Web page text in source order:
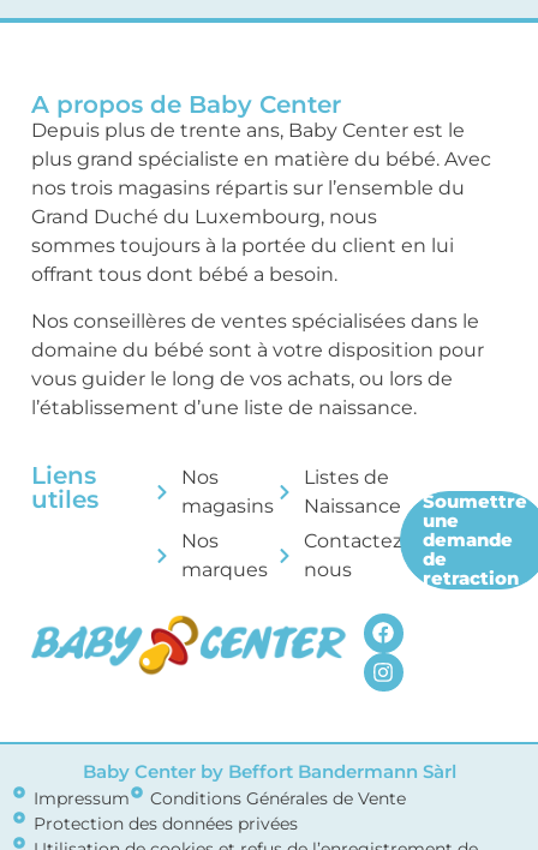
A propos de Baby Center
Depuis plus de trente ans, Baby Center est le
plus grand spécialiste en matière du bébé. Avec
nos trois magasins répartis sur l’ensemble du
Grand Duché du Luxembourg, nous
sommes toujours à la portée du client en lui
offrant tous dont bébé a besoin.
Nos conseillères de ventes spécialisées dans le
domaine du bébé sont à votre disposition pour
vous guider le long de vos achats, ou lors de
l’établissement d’une liste de naissance.
Liens
utiles
Nos
magasins
Nos
marques
Listes de
Naissance
Contactez-
nous
Soumettre
une
demande
de
retraction
Baby Center by Beffort Bandermann Sàrl
Impressum
Conditions Générales de Vente
Protection des données privées